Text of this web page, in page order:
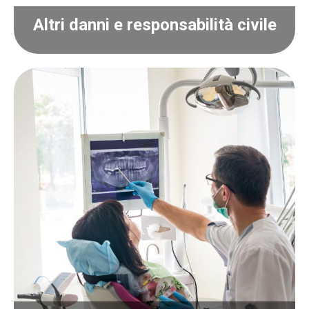
Altri danni e responsabilità civile
Altri danni e responsabilità civile